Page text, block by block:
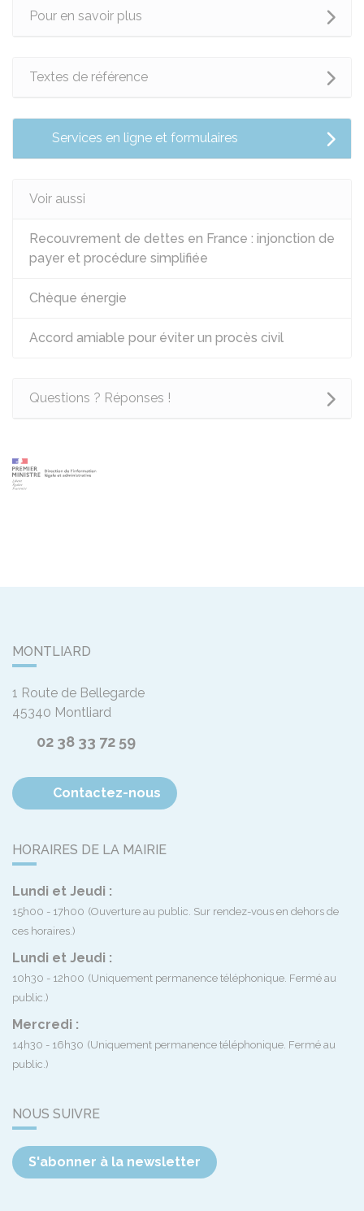
Pour en savoir plus
Textes de référence
Services en ligne et formulaires
Voir aussi
Recouvrement de dettes en France : injonction de
payer et procédure simplifiée
Chèque énergie
Accord amiable pour éviter un procès civil
Questions ? Réponses !
MONTLIARD
1 Route de Bellegarde
45340 Montliard
02 38 33 72 59
Contactez-nous
HORAIRES DE LA MAIRIE
Lundi et Jeudi :
15h00 - 17h00 (Ouverture au public. Sur rendez-vous en dehors de
ces horaires.)
Lundi et Jeudi :
10h30 - 12h00 (Uniquement permanence téléphonique. Fermé au
public.)
Mercredi :
14h30 - 16h30 (Uniquement permanence téléphonique. Fermé au
public.)
NOUS SUIVRE
S'abonner à la newsletter